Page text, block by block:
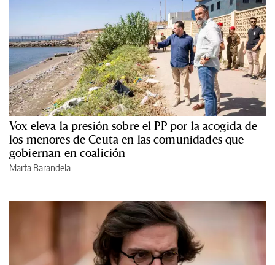
Vox eleva la presión sobre el PP por la acogida de
los menores de Ceuta en las comunidades que
gobiernan en coalición
Marta Barandela